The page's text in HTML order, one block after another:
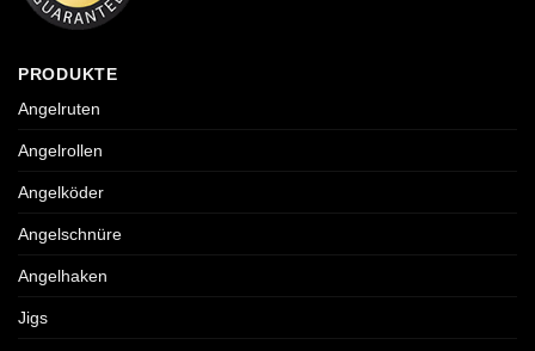
PRODUKTE
Angelruten
Angelrollen
Angelköder
Angelschnüre
Angelhaken
Jigs